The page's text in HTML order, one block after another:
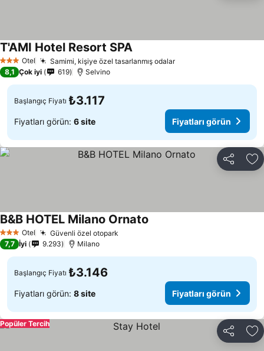
3 YıldızOtel Samimi, kişiye özel tasarlanmış odalar
T'AMI Hotel Resort SPA
8,1 Çok iyi 619 Selvino
Başlangıç Fiyatı ₺3.117
Fiyatları görün: 6 site Fiyatları görün
Paylaş
3 YıldızOtel Güvenli özel otopark
B&B HOTEL Milano Ornato
7,7 İyi 9.293 Milano
Başlangıç Fiyatı ₺3.146
Fiyatları görün: 8 site Fiyatları görün
Paylaş
Popüler Tercih